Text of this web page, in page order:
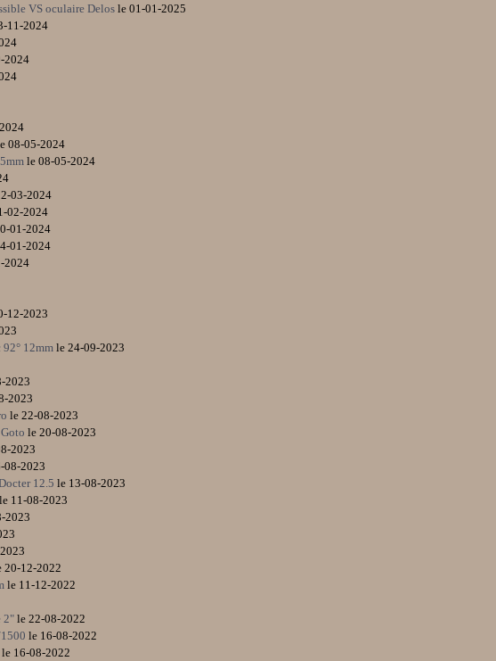
VS oculaire Delosle 01-01-2025
11-2024
2024
08-05-2024
le 08-05-2024
03-2024
02-2024
01-2024
01-2024
2024
12-2023
12mm le 24-09-2023
2023
2023
le 22-08-2023
le 20-08-2023
2023
08-2023
12.5 le 13-08-2023
le 11-08-2023
2023
20-12-2022
le 11-12-2022
2"le 22-08-2022
le 16-08-2022
le 16-08-2022